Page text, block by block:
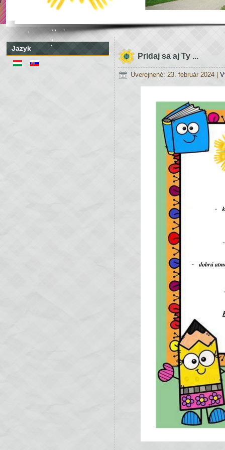
Jazyk
Pridaj sa aj Ty ...
Uverejnené: 23. február 2024